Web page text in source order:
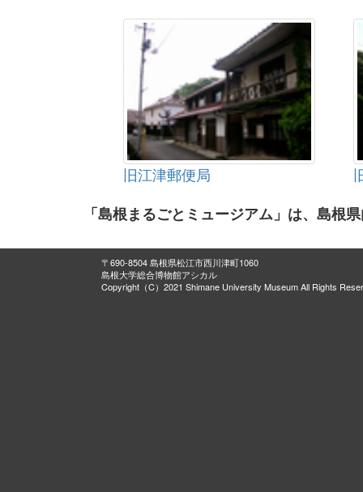
旧江津郵便局
「島根まるごとミュージアム」は、島根
〒690-8504 島根県松江市西川津町1060
島根大学総合博物館アシカル
Copyright（C）2021 Shimane University Museum All Rights